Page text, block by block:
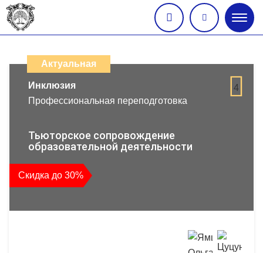
меню
дистанционных
образовательных
повышения
квалификации
и
профессиональной
Актуальная
4
Инклюзия
Профессиональная переподготовка
Тьюторское сопровождение
образовательной деятельности
Скидка до 30%